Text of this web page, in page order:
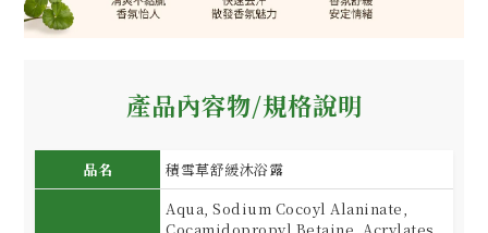
產品內容物/規格說明
品名 積雪草舒緩沐浴露
Aqua, Sodium Cocoyl Alaninate,